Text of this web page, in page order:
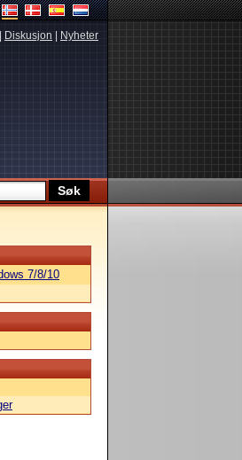
Diskusjon Nyheter
7/8/10